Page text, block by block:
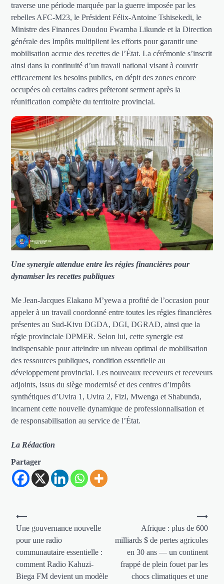
traverse une période marquée par la guerre imposée par les
rebelles AFC-M23, le Président Félix-Antoine Tshisekedi, le
Ministre des Finances Doudou Fwamba Likunde et la Direction
générale des Impôts multiplient les efforts pour garantir une
mobilisation accrue des recettes de l’État. La cérémonie s’inscrit
ainsi dans la continuité d’un travail national visant à couvrir
efficacement les besoins publics, en dépit des zones encore
occupées où certains cadres prêteront serment après la
réunification complète du territoire provincial.
Une synergie attendue entre les régies financières pour
dynamiser les recettes publiques
Me Jean-Jacques Elakano M’yewa a profité de l’occasion pour
appeler à un travail coordonné entre toutes les régies financières
présentes au Sud-Kivu DGDA, DGI, DGRAD, ainsi que la
régie provinciale DPMER. Selon lui, cette synergie est
indispensable pour atteindre un niveau optimal de mobilisation
des ressources publiques, condition essentielle au
développement provincial. Les nouveaux receveurs et receveurs
adjoints, issus du siège modernisé et des centres d’impôts
synthétiques d’Uvira 1, Uvira 2, Fizi, Mwenga et Shabunda,
incarnent cette nouvelle dynamique de professionnalisation et
de responsabilisation au service de l’État.
La Rédaction
Partager
Navigation
de
l’article
⟵
Une gouvernance nouvelle
pour une radio
communautaire essentielle :
comment Radio Kahuzi-
Biega FM devient un modèle
Afrique : plus de 600
milliards $ de pertes agricoles
en 30 ans — un continent
frappé de plein fouet par les
chocs climatiques et une
⟶